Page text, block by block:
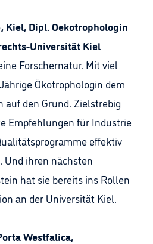
Kiel, Dipl. Oekotrophologin
Universität Kiel
Forschernatur. Mit viel
Ökotrophologin dem
auf den Grund. Zielstrebig
Empfehlungen für Industrie
effektiv
ihren nächsten
hat sie bereits ins Rollen
an der Universität Kiel.
Westfalica,